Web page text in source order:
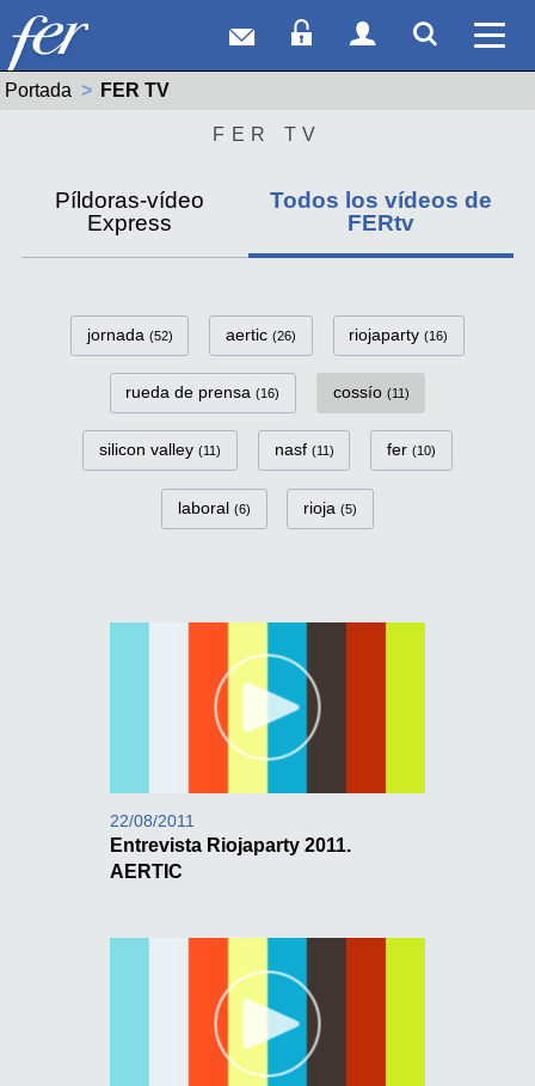
Correo webAcceso Socios
Acceso
Portada Actual:
FER TV
FER TV
Píldoras-vídeo
Express
Todos los vídeos de
FERtv
FerTv Categorías
jornada (52) aertic (26) riojaparty (16)
rueda de prensa (16) cossío (11)
silicon valley (11) nasf (11) fer (10)
laboral (6) rioja (5)
22/08/2011
Entrevista Riojaparty 2011.
AERTIC